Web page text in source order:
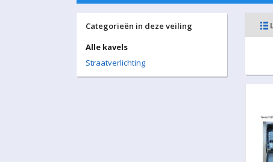
Categorieën in deze veiling
Alle kavels
Straatverlichting